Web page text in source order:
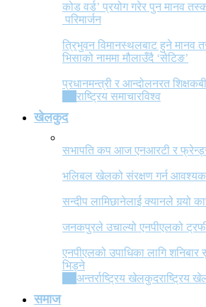
कोड वर्ड’ प्रयोग गरेर पुन मानव
परिमार्जन
त्रिभुवन विमानस्थलबाट हुने मानव
भिसाको नाममा मौलाउँदै ‘सेटिङ’
प्रधानमन्त्री र आन्दोलनरत
राष्ट्रिय समाचारविश्व
खेलकुद
सभापति कप आज एनआरटी र
भलिबल खेलको संरक्षण गर्न आवश्यक
सन्दीप लामिछानेलाई क्यानले गर्‍यो
जनकपुरले उचाल्यो एनपीएलको
एनपीएलको उपाधिका लागि
भिड्ने
अन्तर्राष्ट्रिय खेलकुदराष्ट्रिय
समाज